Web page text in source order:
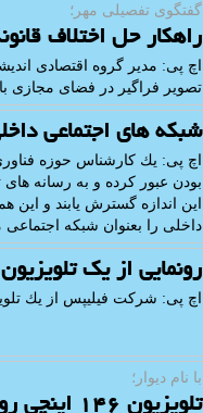
گفتگوی تفصیلی مهر؛
راهكار حل اختلاف
اچ پی: مدیر گروه اقتصادی
تصویر فراگیر در فضای مجازی
شبكه های اجتماعی
اچ پی: یك كارشناس حوزه
بودن عبور كرده و به رسانه
این اندازه گسترش یابند و
داخلی را بعنوان شبكه
رونمایی از یك
اچ پی: شركت فیلیپس از یك
با نام دیوار؛
تلویزیون ۱۴۶ اینچی رونمایی گردید